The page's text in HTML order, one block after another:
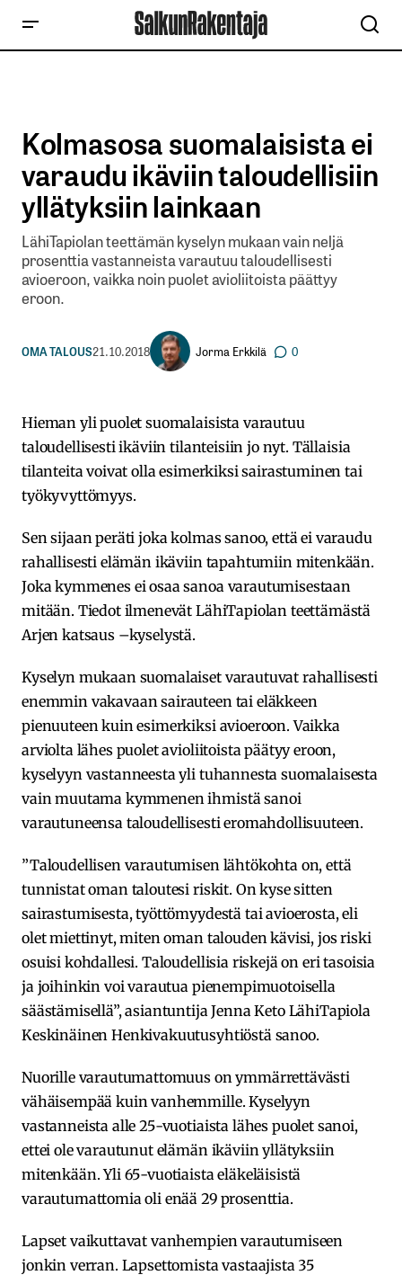
Kolmasosa suomalaisista ei
varaudu ikäviin taloudellisiin
yllätyksiin lainkaan
LähiTapiolan teettämän kyselyn mukaan vain neljä
prosenttia vastanneista varautuu taloudellisesti
avioeroon, vaikka noin puolet avioliitoista päättyy
eroon.
OMA TALOUS21.10.2018 Jorma Erkkilä 0
Hieman yli puolet suomalaisista varautuu
taloudellisesti ikäviin tilanteisiin jo nyt. Tällaisia
tilanteita voivat olla esimerkiksi sairastuminen tai
työkyvyttömyys.
Sen sijaan peräti joka kolmas sanoo, että ei varaudu
rahallisesti elämän ikäviin tapahtumiin mitenkään.
Joka kymmenes ei osaa sanoa varautumisestaan
mitään. Tiedot ilmenevät LähiTapiolan teettämästä
Arjen katsaus –kyselystä.
Kyselyn mukaan suomalaiset varautuvat rahallisesti
enemmin vakavaan sairauteen tai eläkkeen
pienuuteen kuin esimerkiksi avioeroon. Vaikka
arviolta lähes puolet avioliitoista päätyy eroon,
kyselyyn vastanneesta yli tuhannesta suomalaisesta
vain muutama kymmenen ihmistä sanoi
varautuneensa taloudellisesti eromahdollisuuteen.
”Taloudellisen varautumisen lähtökohta on, että
tunnistat oman taloutesi riskit. On kyse sitten
sairastumisesta, työttömyydestä tai avioerosta, eli
olet miettinyt, miten oman talouden kävisi, jos riski
osuisi kohdallesi. Taloudellisia riskejä on eri tasoisia
ja joihinkin voi varautua pienempimuotoisella
säästämisellä”, asiantuntija Jenna Keto LähiTapiola
Keskinäinen Henkivakuutusyhtiöstä sanoo.
Nuorille varautumattomuus on ymmärrettävästi
vähäisempää kuin vanhemmille. Kyselyyn
vastanneista alle 25-vuotiaista lähes puolet sanoi,
ettei ole varautunut elämän ikäviin yllätyksiin
mitenkään. Yli 65-vuotiaista eläkeläisistä
varautumattomia oli enää 29 prosenttia.
Lapset vaikuttavat vanhempien varautumiseen
jonkin verran. Lapsettomista vastaajista 35